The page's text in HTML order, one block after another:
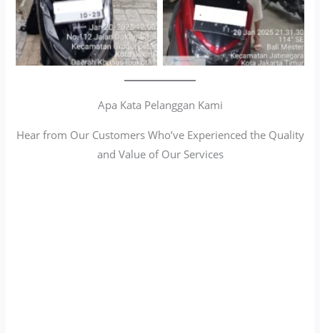
Apa Kata Pelanggan Kami
Hear from Our Customers Who’ve Experienced the Quality
and Value of Our Services